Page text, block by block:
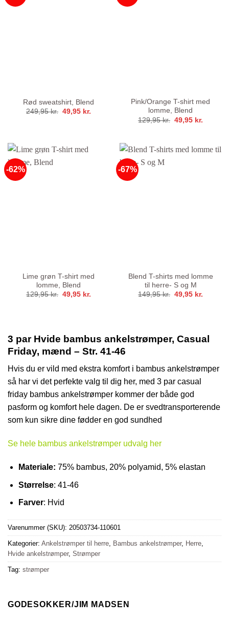
Rød sweatshirt, Blend
249,95kr. Den
49,95 kr.
Pink/Orange T-shirt med
lomme, Blend
129,95kr. Den
129,95 kr..
49,95 kr.
49,95
-62%
Lime grøn T-shirt med
lomme, Blend
129,95kr. Den
49,95 kr.
-67%
Blend T-shirts med lomme
til herre- S og M
149,95kr. Den
49,95 kr.
3 par Hvide bambus ankelstrømper, Casual
Friday, mænd – Str. 41-46
Hvis du er vild med ekstra komfort i bambus ankelstrømper
så har vi det perfekte valg til dig her, med 3 par casual
friday bambus ankelstrømper kommer der både god
pasform og komfort hele dagen. De er svedtransporterende
som kun sikre dine fødder en god sundhed
Se hele bambus ankelstrømper udvalg her
Materiale: 75% bambus, 20% polyamid, 5% elastan
Størrelse: 41-46
Farver: Hvid
Varenummer (SKU): 20503734-110601
Kategorier: Ankelstrømper til herre, Bambus ankelstrømper, Herre,
Hvide ankelstrømper, Strømper
Tag: strømper
GODESOKKER/JIM MADSEN